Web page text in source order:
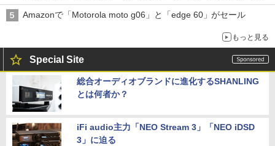
穴と楽天モバイルの課題
Amazonで「Motorola moto g06」と「edge 60」がセール
もっと見る
Special Site
総合オーディオブランドに進化するSHANLING
とは何者か？
iFi audio主力「NEO Stream 3」「NEO iDSD
3」に迫る